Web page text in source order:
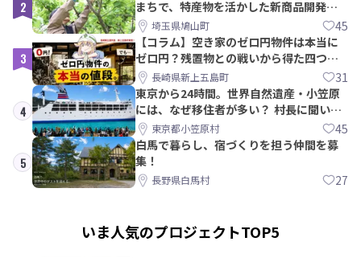
2
まちで、特産物を活かした新商品開発＆
PRメンバー募集！
埼玉県鳩山町 45
3
【コラム】空き家のゼロ円物件は本当に
ゼロ円？残置物との戦いから得た四つの
教訓｜新上五島町
長崎県新上五島町 31
4
東京から24時間。世界自然遺産・小笠原
には、なぜ移住者が多い？ 村長に聞いて
みた東京都小笠原村 45
5
白馬で暮らし、宿づくりを担う仲間を募
集！
長野県白馬村 27
いま人気のプロジェクトTOP5